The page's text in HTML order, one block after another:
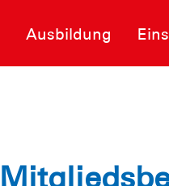
Ausbildung